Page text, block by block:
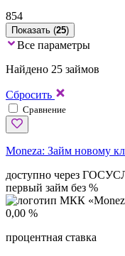
854
Показать (25)
Все параметры
Найдено 25 займов
Сбросить
Сравнение
Moneza: Займ новому
доступно через
первый займ без %
0,00 %
процентная ставка